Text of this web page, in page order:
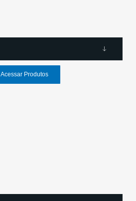
Acessar Produtos